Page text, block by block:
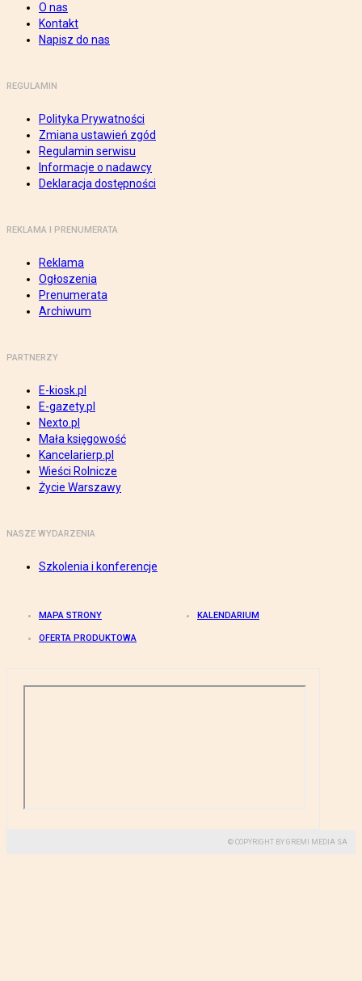
O nas
Kontakt
Napisz do nas
REGULAMIN
Polityka Prywatności
Zmiana ustawień zgód
Regulamin serwisu
Informacje o nadawcy
Deklaracja dostępności
REKLAMA I PRENUMERATA
Reklama
Ogłoszenia
Prenumerata
Archiwum
PARTNERZY
E-kiosk.pl
E-gazety.pl
Nexto.pl
Mała księgowość
Kancelarierp.pl
Wieści Rolnicze
Życie Warszawy
NASZE WYDARZENIA
Szkolenia i konferencje
MAPA STRONY KALENDARIUM
OFERTA PRODUKTOWA
© COPYRIGHT BY GREMI MEDIA SA